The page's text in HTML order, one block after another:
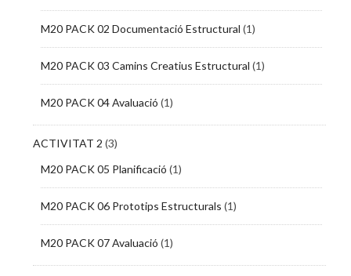
M20 PACK 02 Documentació Estructural (1)
M20 PACK 03 Camins Creatius Estructural (1)
M20 PACK 04 Avaluació (1)
ACTIVITAT 2 (3)
M20 PACK 05 Planificació (1)
M20 PACK 06 Prototips Estructurals (1)
M20 PACK 07 Avaluació (1)